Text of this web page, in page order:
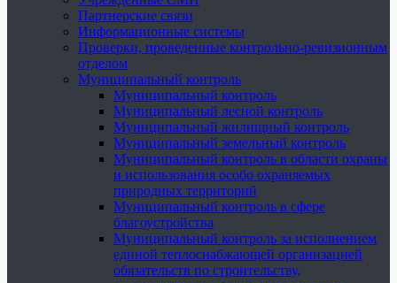
Партнерские связи
Информационные системы
Проверки, проведенные контрольно-ревизионным
отделом
Муниципальный контроль
Муниципальный контроль
Муниципальный лесной контроль
Муниципальный жилищный контроль
Муниципальный земельный контроль
Муниципальный контроль в области охраны
и использования особо охраняемых
природных территорий
Муниципальный контроль в сфере
благоустройства
Муниципальный контроль за исполнением
единой теплоснабжающей организацией
обязательств по строительству,